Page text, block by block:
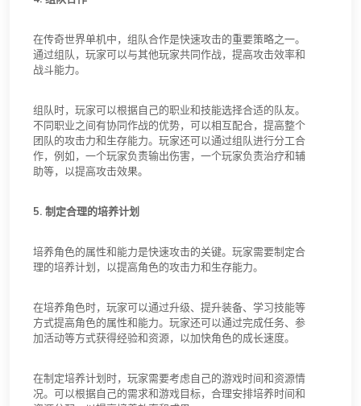
在传奇世界单机中，组队合作是快速攻击的重要策略之一。
通过组队，玩家可以与其他玩家共同作战，提高攻击效率和
战斗能力。
组队时，玩家可以根据自己的职业和技能选择合适的队友。
不同职业之间有协同作战的优势，可以相互配合，提高整个
团队的攻击力和生存能力。玩家还可以通过组队进行分工合
作，例如，一个玩家负责输出伤害，一个玩家负责治疗和辅
助等，以提高攻击效果。
5. 制定合理的培养计划
培养角色的属性和能力是快速攻击的关键。玩家需要制定合
理的培养计划，以提高角色的攻击力和生存能力。
在培养角色时，玩家可以通过升级、提升装备、学习技能等
方式提高角色的属性和能力。玩家还可以通过完成任务、参
加活动等方式获得经验和资源，以加快角色的成长速度。
在制定培养计划时，玩家需要考虑自己的游戏时间和资源情
况。可以根据自己的需求和游戏目标，合理安排培养时间和